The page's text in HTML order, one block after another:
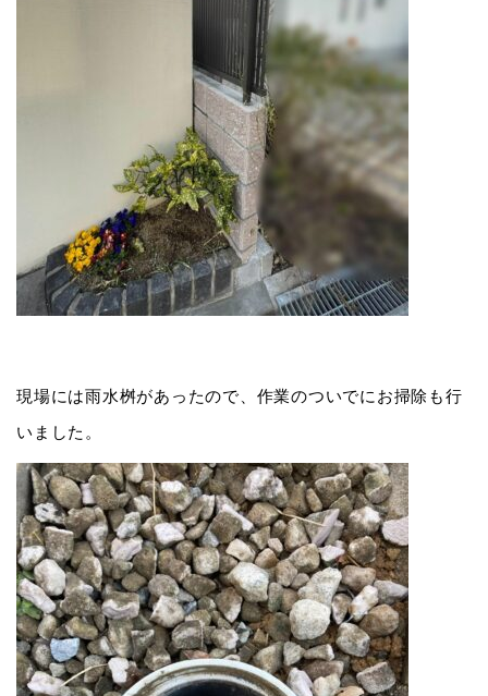
現場には雨水桝があったので、作業のついでにお掃除も行
いました。